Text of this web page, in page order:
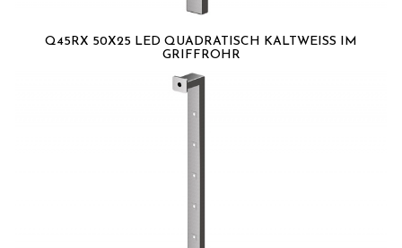
Q45RX 50X25 LED QUADRATISCH KALTWEISS IM G
RIFFROHR